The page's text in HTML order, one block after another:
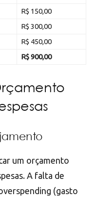
R$ 150,00
R$ 300,00
R$ 450,00
R$ 900,00
um orçamento
A falta de
(gasto